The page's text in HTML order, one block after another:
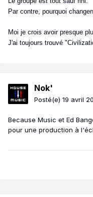
Par contre, pourquoi
Moi je crois avoir presque
J'ai toujours trouvé
Nok'
Posté(e) 19 avril
Because Music et Ed
pour une production à